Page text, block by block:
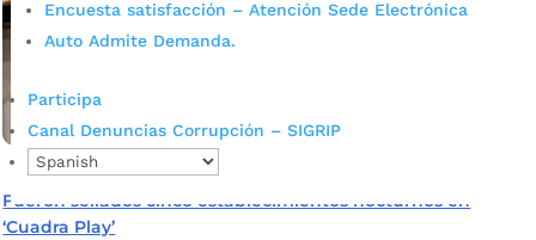
Encuesta satisfacción – Atención Sede Electrónica
Auto Admite Demanda.
Participa
Canal Denuncias Corrupción – SIGRIP
Fueron sellados cinco establecimientos nocturnos en
‘Cuadra Play’